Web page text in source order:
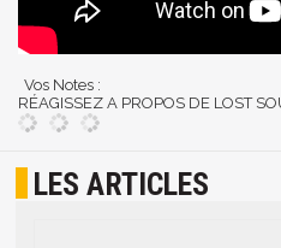
Vos Notes :
RÉAGISSEZ A PROPOS DE LOST
LES ARTICLES